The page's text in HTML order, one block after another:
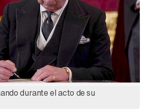
durante el acto de su